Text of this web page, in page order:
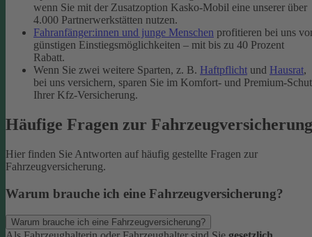
wenn Sie mit der Zusatzoption Kasko-Mobil eine unserer über
4.000 Partnerwerkstätten nutzen.
Fahranfänger:innen und junge Menschen profitieren bei uns
günstigen Einstiegsmöglichkeiten – mit bis zu 40 Prozent
Rabatt.
Wenn Sie zwei weitere Sparten, z. B. Haftpflicht und Hausrat,
bei uns versichern, sparen Sie im Komfort- und Premium-
Ihrer Kfz-Versicherung.
Häufige Fragen zur Fahrzeugversicherung
Hier finden Sie Antworten auf häufig gestellte Fragen zur
Fahrzeugversicherung.
Warum brauche ich eine Fahrzeugversicherung?
Warum brauche ich eine Fahrzeugversicherung?